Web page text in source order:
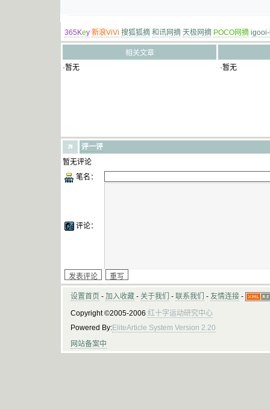
365Key 新浪ViVi 搜狐狐摘 和讯网摘 天极网摘 POCO网摘
相关文章
·暂无
·暂无
评一评
暂无评论
笔名：
评论：
设置首页 - 加入收藏 - 关于我们 - 联系我们 - 友情连接 -
Copyright ©2005-2006 红十字运动研究中心
Powered By:EliteArticle System Version 2.20
网站备案中